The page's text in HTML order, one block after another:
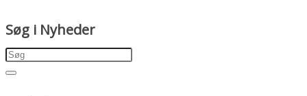
Søg i Nyheder